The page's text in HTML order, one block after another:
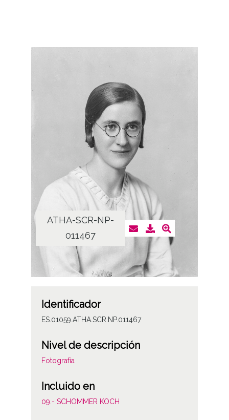
ATHA-SCR-NP-
011467
Identificador
ES.01059.ATHA.SCR.NP.011467
Nivel de descripción
Fotografía
Incluido en
09.- SCHOMMER KOCH